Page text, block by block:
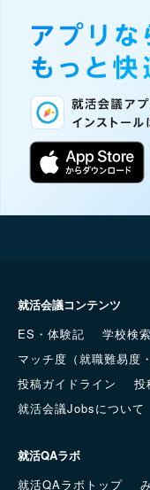
就活会議コンテンツ
ES・体験記
学校検索
マッチ度（就職難易度
投稿ガイドライン
投
就活会議Jobsについて
就活QAラボ
就活QAラボトップ